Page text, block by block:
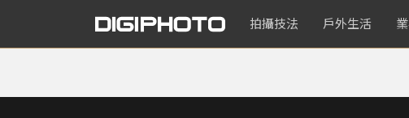
拍攝技法 戶外生活